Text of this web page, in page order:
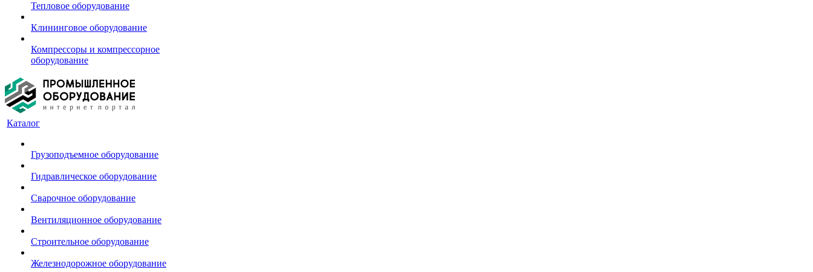
Тепловое оборудование
Клининговое оборудование
Компрессоры и компрессорное
оборудование
Каталог
Грузоподъемное оборудование
Гидравлическое оборудование
Сварочное оборудование
Вентиляционное оборудование
Строительное оборудование
Железнодорожное оборудование